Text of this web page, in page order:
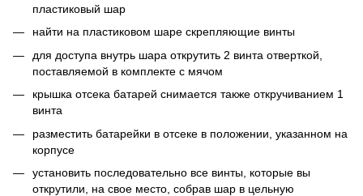
пластиковый шар
найти на пластиковом шаре скрепляющие винты
для доступа внутрь шара открутить 2 винта отверткой,
поставляемой в комплекте с мячом
крышка отсека батарей снимается также откручиванием 1
винта
разместить батарейки в отсеке в положении, указанном на
корпусе
установить последовательно все винты, которые вы
открутили, на свое место, собрав шар в цельную